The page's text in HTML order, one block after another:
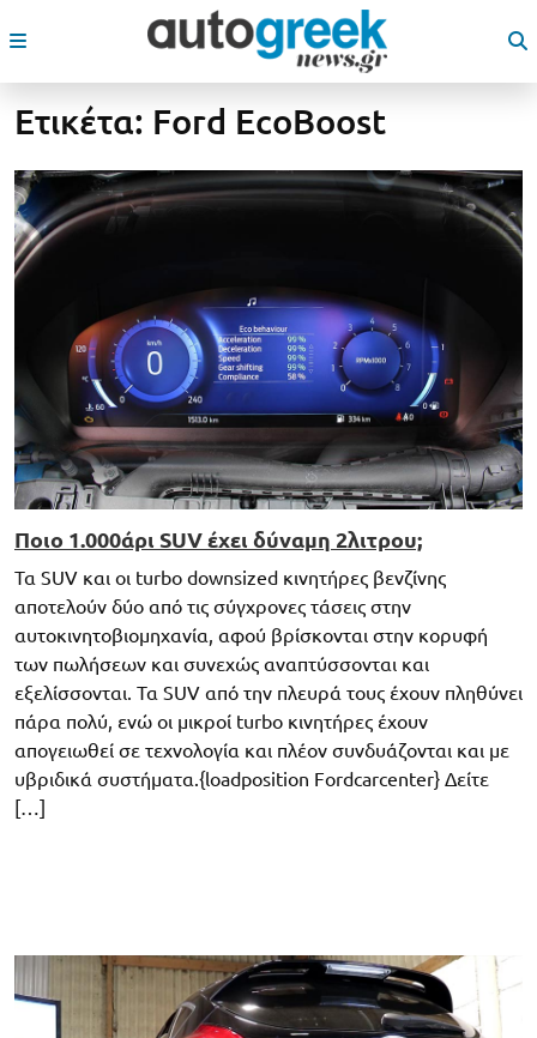
Ετικέτα: Ford EcoBoost
Ποιο 1.000άρι SUV έχει δύναμη 2λιτρου;
Τα SUV και οι turbo downsized κινητήρες βενζίνης
αποτελούν δύο από τις σύγχρονες τάσεις στην
αυτοκινητοβιομηχανία, αφού βρίσκονται στην κορυφή
των πωλήσεων και συνεχώς αναπτύσσονται και
εξελίσσονται. Τα SUV από την πλευρά τους έχουν πληθύνει
πάρα πολύ, ενώ οι μικροί turbo κινητήρες έχουν
απογειωθεί σε τεχνολογία και πλέον συνδυάζονται και με
υβριδικά συστήματα.{loadposition Fordcarcenter} Δείτε
[…]